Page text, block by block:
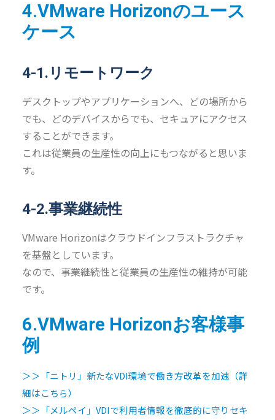
4.VMware Horizonのユース
ケース
4-1.リモートワーク
デスクトップやアプリケーションへ、どの場所から
でも、どのデバイスからでも、セキュアにアクセス
することができます。
これは従業員の生産性の向上にもつながると思いま
す。
4-2.事業継続性
VMware Horizonはクラウドインフラストラクチャ
を基盤としています。
なので、事業継続性と従業員の生産性の維持が可能
です。
6.VMware Horizonお客様事
例
＞＞ 「ニトリ」新たなVDI環境で働き方改革を加速（詳
細はこちら）
＞＞「メルペイ」VDIで利用者情報を徹底的に守りセキ